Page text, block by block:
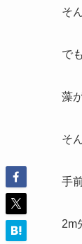
そ
で
藻
そ
手
2m